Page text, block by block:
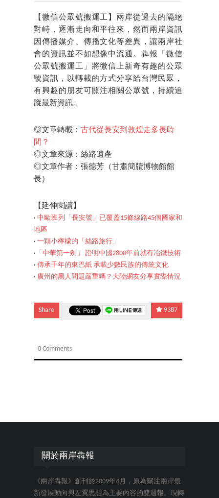
【微信公眾號搬運工】兩岸從過去的隔絕
對峙，逐漸走向和平往來，然而兩岸資訊
因傳播媒介、傳播文化等差異，讓兩岸社
會的資訊並不如想像中流通。犇報「微信
公眾號搬運工」將微信上新奇有趣的公眾
號資訊，以轉載的方式分享給台灣民眾，
有興趣的朋友可關注相關公眾號，持續追
蹤最新資訊。
◎文章轉載： 古代從長安到敦煌走多長時
間？
◎文章來源：絲路遺產
◎文章作者：張德芳（甘肅簡牘博物館館
長）
【延伸閱讀】
‧中歐班列「長安號」已覆蓋15條線路45個國家和
地區
‧ 一顆小檸檬的「絲路旅行」
‧ 「中華第一劍」 證明中國2800年前就有冶鐵技術
‧ 傳承千年的東巴紙 承載少數民族的傳統文化
‧ 廣州的黑人問題嚴重嗎？大陸網友分享實際情況
Share 9387
0 Comments
關於兩岸犇報
《兩岸犇報》創刊於2009年4月，原為關注兩岸最
新發展動向與左翼思想為主要內容的雙週報。現轉